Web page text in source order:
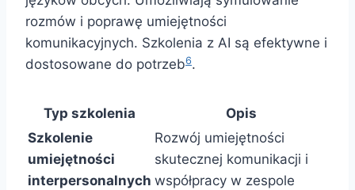
rozmów i poprawę umiejętności
komunikacyjnych. Szkolenia z AI są efektywne i
dostosowane do potrzeb6.
Typ szkolenia
Opis
Szkolenie
umiejętności
interpersonalnych
Rozwój umiejętności
skutecznej komunikacji i
współpracy w zespole